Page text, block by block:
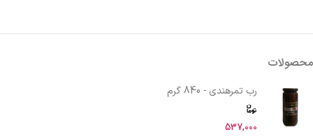
محصولات
رب تمرهندی - 840 گرم
537,000